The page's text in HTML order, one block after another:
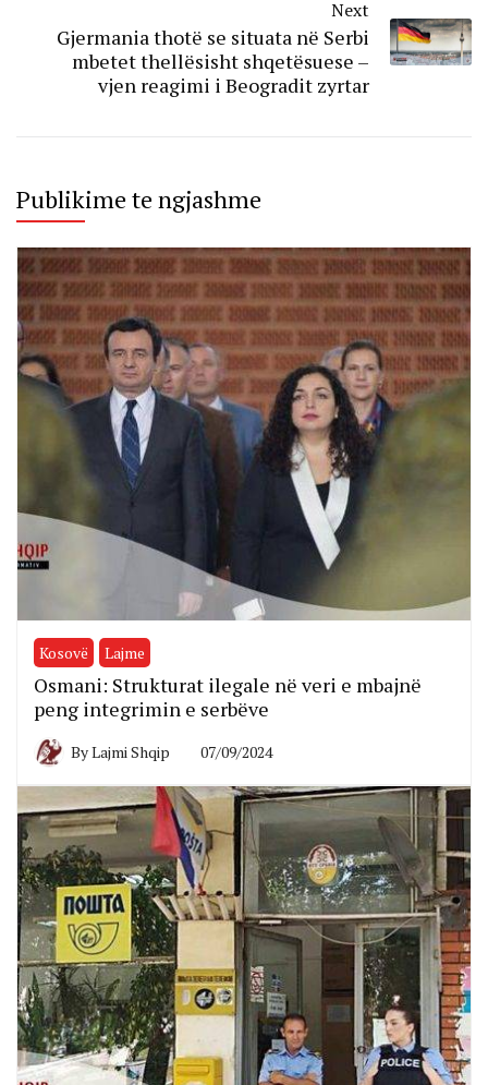
Next
Gjermania thotë se situata në Serbi
mbetet thellësisht shqetësuese –
vjen reagimi i Beogradit zyrtar
Publikime te ngjashme
Kosovë Lajme
Osmani: Strukturat ilegale në veri e mbajnë
peng integrimin e serbëve
ByLajmi Shqip 07/09/2024